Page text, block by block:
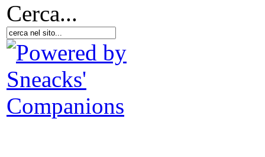
Cerca...